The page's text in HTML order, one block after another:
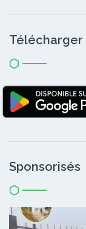
Télécharger
Sponsorisés